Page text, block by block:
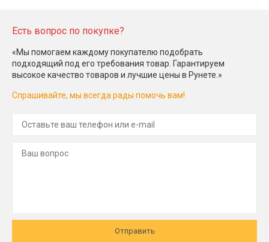
Есть вопрос по покупке?
«Мы помогаем каждому покупателю подобрать
подходящий под его требования товар. Гарантируем
высокое качество товаров и лучшие цены в Рунете.»
Спрашивайте, мы всегда рады помочь вам!
Отправить